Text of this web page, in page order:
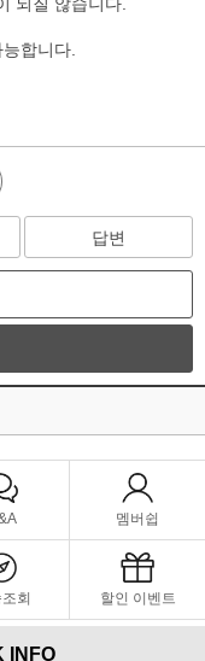
합니다.
답변
멤버쉽
회 할인 이벤트
INFO